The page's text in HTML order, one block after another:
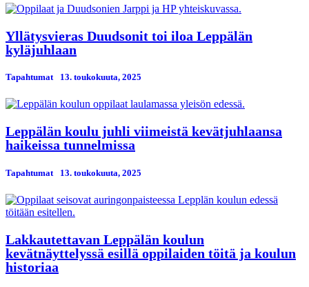
Yllätysvieras Duudsonit toi iloa Leppälän
kyläjuhlaan
Tapahtumat 13. toukokuuta, 2025
Leppälän koulu juhli viimeistä kevätjuhlaansa
haikeissa tunnelmissa
Tapahtumat 13. toukokuuta, 2025
Lakkautettavan Leppälän koulun
kevätnäyttelyssä esillä oppilaiden töitä ja koulun
historiaa